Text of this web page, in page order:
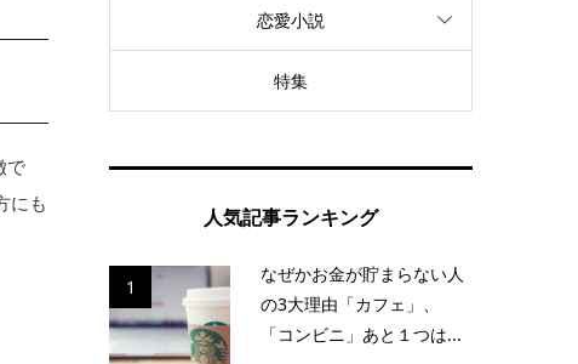
で
にも
恋愛小説
特集
人気記事ランキング
1
なぜかお金が貯まらない人
の3大理由「カフェ」、
「コンビニ」あと１つは...